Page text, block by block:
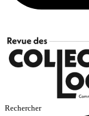
Rechercher